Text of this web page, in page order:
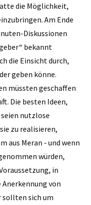
die Möglichkeit,
Am Ende
Diskussionen
bekannt
die Einsicht durch,
geben könne.
müssten geschaffen
Die besten Ideen,
nutzlose
zu realisieren,
aus Meran - und wenn
würden,
in
von
sollten sich um